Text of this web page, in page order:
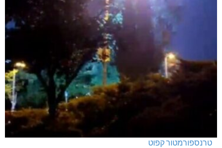
טרנספורמטור קפוט